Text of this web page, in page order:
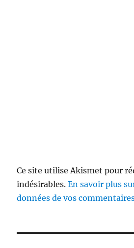
Ce site utilise Akismet pour
indésirables.En savoir plus
données de vos